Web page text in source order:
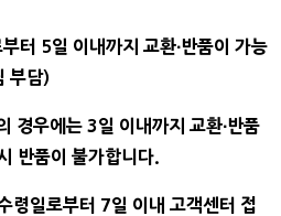
터 5일 이내까지 교환∙반품이 가능
부담)
경우에는 3일 이내까지 교환∙반품
반품이 불가합니다.
령일로부터 7일 이내 고객센터 접